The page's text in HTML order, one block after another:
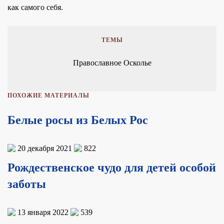
как самого себя.
ТЕМЫ
Православное Осколье
ПОХОЖИЕ МАТЕРИАЛЫ
Белые росы из Белых Рос
20 декабря 2021 822
Рождественское чудо для детей особой
заботы
13 января 2022 539